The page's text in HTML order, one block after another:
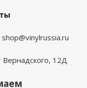
shop@vinylrussia.ru
Вернадского, 12Д